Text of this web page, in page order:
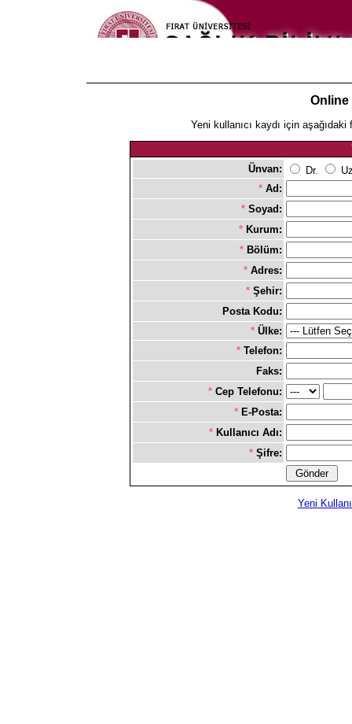
Online
Yeni kullanıcı kaydı için
Ünvan:
Dr.
* Ad:
* Soyad:
* Kurum:
* Bölüm:
* Adres:
* Şehir:
Posta Kodu:
* Ülke:
* Telefon:
Faks:
* Cep Telefonu:
* E-Posta:
* Kullanıcı Adı:
* Şifre:
Yeni